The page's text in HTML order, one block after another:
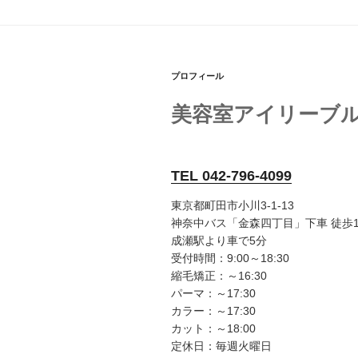
プロフィール
美容室アイリーブ
TEL 042-796-4099
東京都町田市小川3-1-13
神奈中バス「金森四丁目」下車 徒歩
成瀬駅より車で5分
受付時間：9:00～18:30
縮毛矯正：～16:30
パーマ：～17:30
カラー：～17:30
カット：～18:00
定休日：毎週火曜日